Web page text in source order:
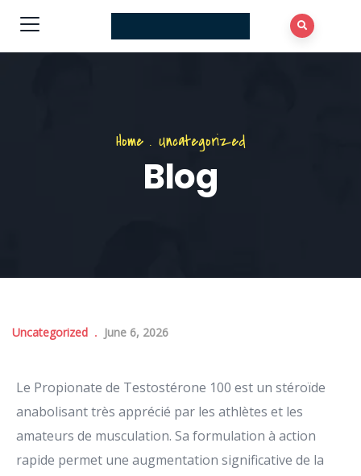
Home. Uncategorized
Blog
Uncategorized June 6, 2026
Le Propionate de Testostérone 100 est un stéroïde
anabolisant très apprécié par les athlètes et les
amateurs de musculation. Sa formulation à action
rapide permet une augmentation significative de la